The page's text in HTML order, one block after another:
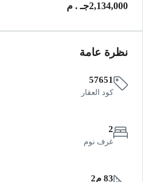
2,134,000جـ . م
نظرة عامة
57651
كود العقار
2
غرف نوم
83 م2